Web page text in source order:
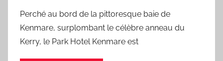
Perché au bord de la pittoresque baie de
Kenmare, surplombant le célèbre anneau du
Kerry, le Park Hotel Kenmare est